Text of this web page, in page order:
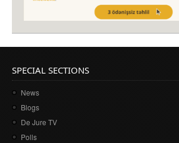
SPECIAL SECTIONS
News
Blogs
De Jure TV
Polls